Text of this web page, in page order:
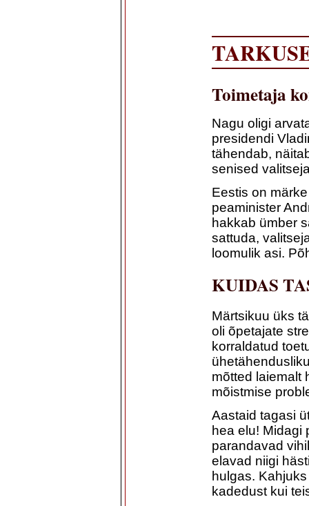
Toimetaja
Nagu oligi
presidendi
tähendab,
senised
Eestis on
peaminister
hakkab ümber
sattuda,
loomulik asi.
KUIDAS
Märtsikuu üks
oli õpetajate
korraldatud
mõtted laiemalt
mõistmise
Aastaid tagasi
hea elu! Midagi
parandavad
elavad niigi
hulgas.
kadedust kui